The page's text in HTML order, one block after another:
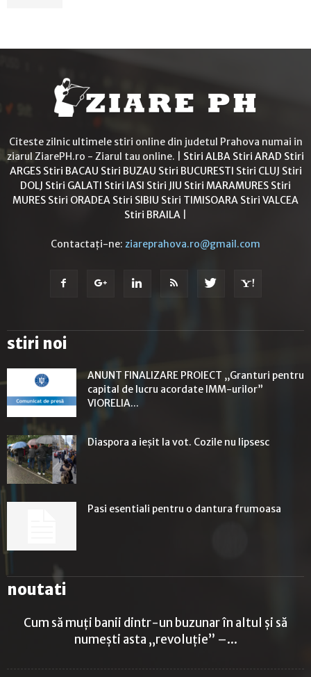
Citeste zilnic ultimele stiri online din judetul Prahova numai in
ziarul ZiarePH.ro - Ziarul tau online. | Stiri ALBA Stiri ARAD Stiri
ARGES Stiri BACAU Stiri BUZAU Stiri BUCURESTI Stiri CLUJ Stiri
DOLJ Stiri GALATI Stiri IASI Stiri JIU Stiri MARAMURES Stiri
MURES Stiri ORADEA Stiri SIBIU Stiri TIMISOARA Stiri VALCEA
Stiri BRAILA
Contactați-ne: ziareprahova.ro@gmail.com
stiri noi
ANUNT FINALIZARE PROIECT ,,Granturi pentru
capital de lucru acordate IMM-urilor”
VIORELIA...
Diaspora a ieșit la vot. Cozile nu lipsesc
Pasi esentiali pentru o dantura frumoasa
noutati
Cum să muți banii dintr-un buzunar în altul și să
numești asta „revoluție” –...